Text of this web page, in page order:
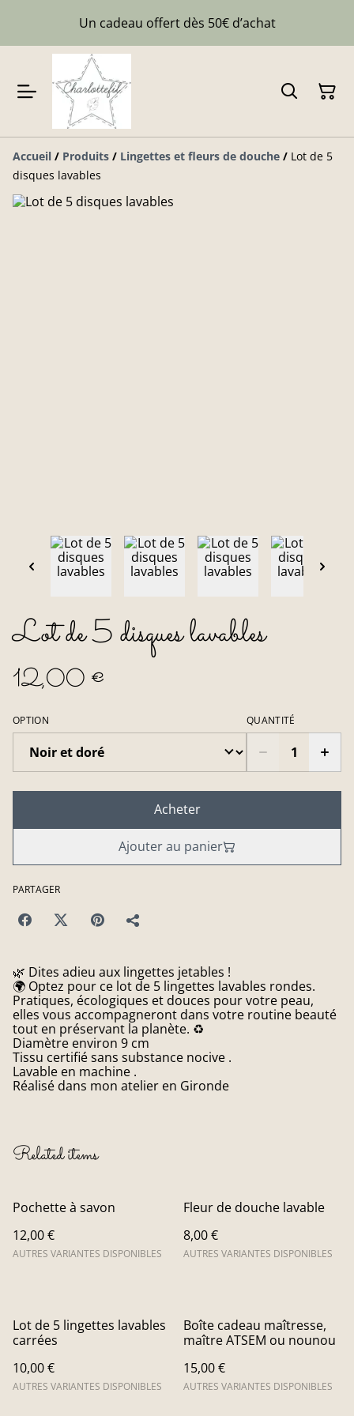
Un cadeau offert dès 50€ d’achat
Accueil / Produits / Lingettes et fleurs de douche / Lot de 5
disques lavables
Lot de 5 disques lavables
12,00 €
OPTION QUANTITÉ
Acheter
Ajouter au panier
PARTAGER
🌿 Dites adieu aux lingettes jetables !
🌍 Optez pour ce lot de 5 lingettes lavables rondes.
Pratiques, écologiques et douces pour votre peau,
elles vous accompagneront dans votre routine beauté
tout en préservant la planète. ♻️
Diamètre environ 9 cm
Tissu certifié sans substance nocive .
Lavable en machine .
Réalisé dans mon atelier en Gironde
Related items
Pochette à savon
12,00 €
AUTRES VARIANTES DISPONIBLES
Fleur de douche lavable
8,00 €
AUTRES VARIANTES DISPONIBLES
Lot de 5 lingettes lavables
carrées
10,00 €
AUTRES VARIANTES DISPONIBLES
Boîte cadeau maîtresse,
maître ATSEM ou nounou
15,00 €
AUTRES VARIANTES DISPONIBLES